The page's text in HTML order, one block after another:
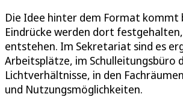
Die Idee hinter dem Format kommt
Eindrücke werden dort
entstehen. Im Sekretariat sind es
Arbeitsplätze, im Schulleitungsbüro
Lichtverhältnisse, in den
und Nutzungsmöglichkeiten.